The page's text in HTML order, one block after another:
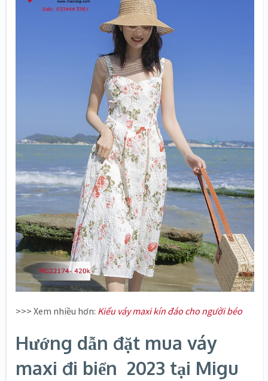
>>> Xem nhiều hơn: Kiểu váy maxi kín đáo cho người béo
Hướng dẫn đặt mua váy
maxi đi biển 2023 tại Migu